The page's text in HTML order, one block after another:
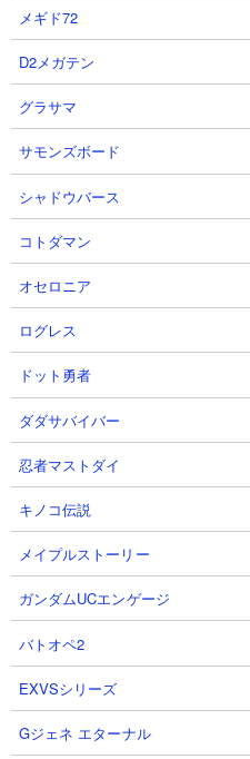
１．進撃のブラックホー
メカ子1体で攻略
【出撃メンバー】
【攻略概要】
「7」さんの攻略動画です。に
（中）を2つ使用。本能のふっと
動きを遅くする効果でスペース
ににゃんこ砲で援護を入れてあ
しています。
メギド72
D2メガテン
グラサマ
サモンズボード
シャドウバース
コトダマン
オセロニア
ログレス
ドット勇者
ダダサバイバー
忍者マストダイ
キノコ伝説
メイプルストーリー
ガンダムUCエンゲージ
バトオペ2
EXVSシリーズ
Gジェネ エターナル